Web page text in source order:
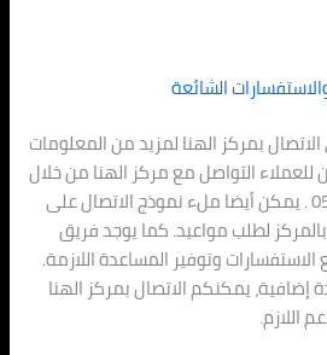
الشائعة
بمركز الهنا لمزيد من المعلومات
التواصل مع مركز الهنا من خلال
الاتصال بالرقم 0560827041 . يمكن أيضا ملء نموذج الاتصال على
لطلب مواعيد. كما يوجد فريق
وتوفير المساعدة اللازمة.
إضافية، يمكنكم الاتصال بمركز الهنا
اللازم.